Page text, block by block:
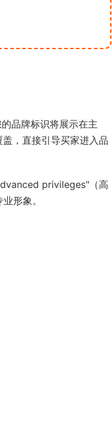
品牌标识将展示在主
，直接引导买家进入品
privileges"（高
形象。